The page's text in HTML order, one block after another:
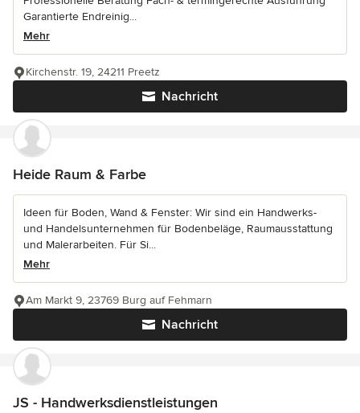
Garantierte Endreinig...
Mehr
Nachricht
Kirchenstr. 19, 24211 Preetz
Heide Raum & Farbe
Ideen für Boden, Wand & Fenster: Wir sind ein Handwerks-
und Handelsunternehmen für Bodenbeläge, Raumausstattung
und Malerarbeiten. Für Si...
Mehr
Nachricht
Am Markt 9, 23769 Burg auf Fehmarn
JS - Handwerksdienstleistungen